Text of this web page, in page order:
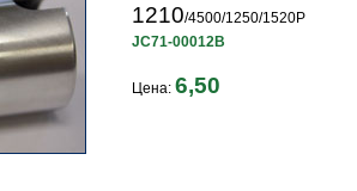
1210/4500/1250/1520Р
JC71-00012B
Цена: 6,50